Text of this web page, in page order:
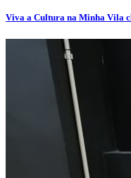
Viva a Cultura na Minha Vila